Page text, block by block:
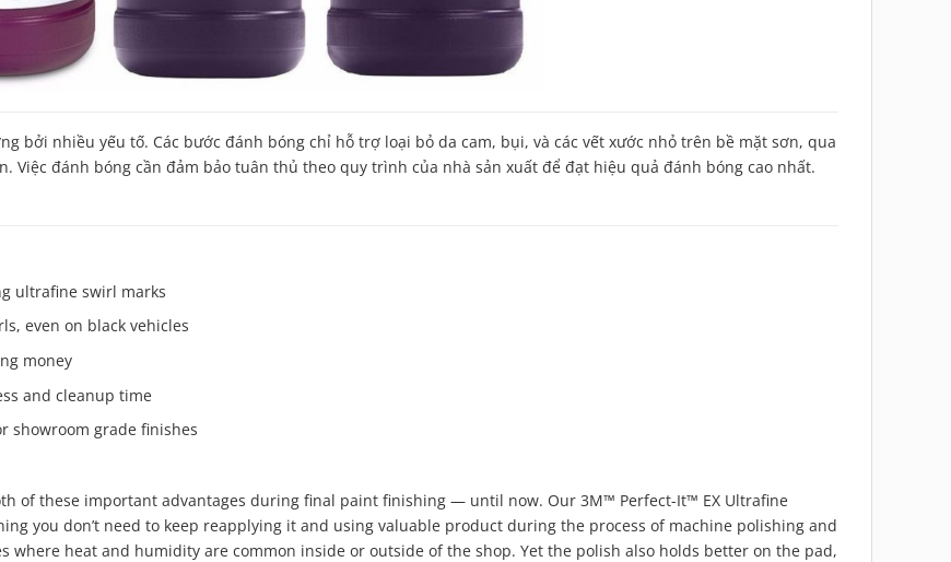
bởi nhiều yếu tố. Các bước đánh bóng chỉ hỗ trợ loại bỏ da cam, bụi, và các vết xước nhỏ trên bề mặt sơn, qua
Việc đánh bóng cần đảm bảo tuân thủ theo quy trình của nhà sản xuất để đạt hiệu quả đánh bóng cao nhất.
ultrafine swirl marks
even on black vehicles
money
and cleanup time
showroom grade finishes
of these important advantages during final paint finishing — until now. Our 3M™ Perfect-It™ EX Ultrafine
you don’t need to keep reapplying it and using valuable product during the process of machine polishing and
where heat and humidity are common inside or outside of the shop. Yet the polish also holds better on the pad,